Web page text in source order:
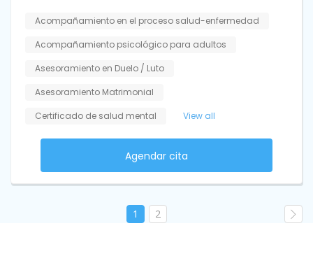
Acompañamiento en el proceso salud-enfermedad
Acompañamiento psicológico para adultos
Asesoramiento en Duelo / Luto
Asesoramiento Matrimonial
Certificado de salud mental
View all
Agendar cita
1 2